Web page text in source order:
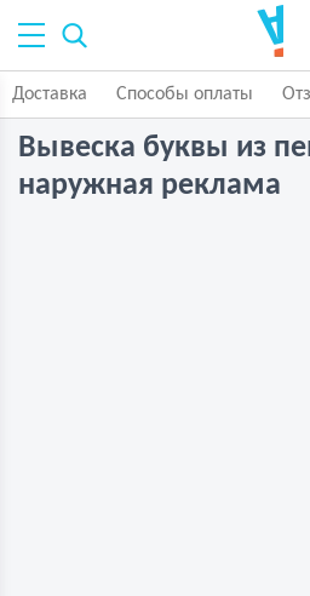
Доставка Способы оплаты
Вывеска буквы из
наружная реклама